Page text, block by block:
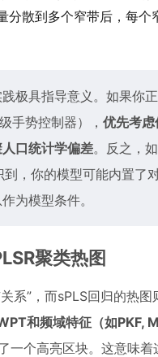
分散到多个窄带后，每
极具指导意义。如果你
手势控制器）， 优先考
口统计学偏差。反之，
，你的模型可能内置了
为模型条件。
聚类热图
系”，而sPLS回归的热
和频域特征（如PKF,
一个高亮区块。这意味